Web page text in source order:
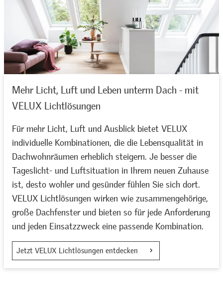
Mehr Licht, Luft und Leben unterm Dach - mit
VELUX Lichtlösungen
Für mehr Licht, Luft und Ausblick bietet VELUX
individuelle Kombinationen, die die Lebensqualität in
Dachwohnräumen erheblich steigern. Je besser die
Tageslicht- und Luftsituation in Ihrem neuen Zuhause
ist, desto wohler und gesünder fühlen Sie sich dort.
VELUX Lichtlösungen wirken wie zusammengehörige,
große Dachfenster und bieten so für jede Anforderung
und jeden Einsatzzweck eine passende Kombination.
Jetzt VELUX Lichtlösungen entdecken